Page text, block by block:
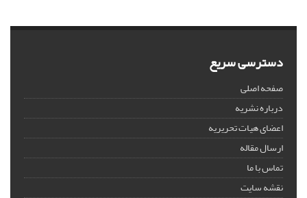
دسترسی سریع
صفحه اصلی
درباره نشریه
اعضای هیات تحریریه
ارسال مقاله
تماس با ما
نقشه سایت